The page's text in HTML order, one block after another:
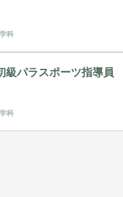
科
級パラスポーツ指導員
科